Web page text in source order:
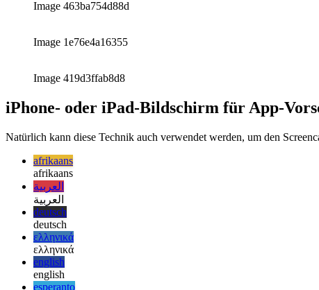
العربية
deutsch
english
esperanto
español
español
français
français
עברית
עברית
हिन्दी
हिन्दी
magyar
magyar
italiano
italiano
日本語